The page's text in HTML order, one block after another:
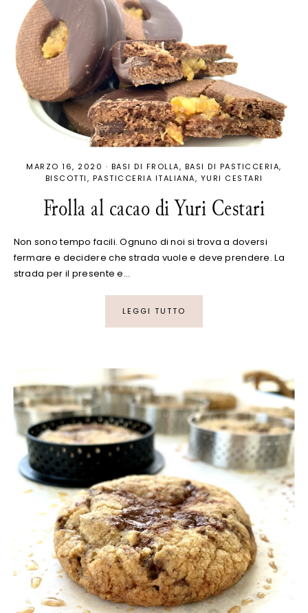
MARZO 16, 2020 · BASI DI FROLLA
BASI DI PASTICCERIA
BISCOTTI
PASTICCERIA ITALIANA YURI CESTARI
Frolla al cacao di Yuri Cestari
Non sono tempo facili. Ognuno di noi si trova a doversi
fermare e decidere che strada vuole e deve prendere. La
strada per il presente e…
LEGGI TUTTO